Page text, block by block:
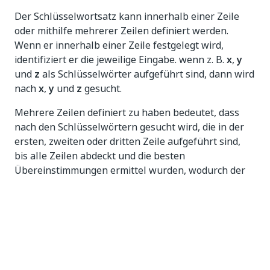
Der Schlüsselwortsatz kann innerhalb einer Zeile
oder mithilfe mehrerer Zeilen definiert werden.
Wenn er innerhalb einer Zeile festgelegt wird,
identifiziert er die jeweilige Eingabe. wenn z. B. x,y
und z als Schlüsselwörter aufgeführt sind, dann wird
nachx,y und z gesucht.
Mehrere Zeilen definiert zu haben bedeutet, dass
nach den Schlüsselwörtern gesucht wird, die in der
ersten, zweiten oder dritten Zeile aufgeführt sind,
bis alle Zeilen abdeckt und die besten
Übereinstimmungen ermittel wurden, wodurch der